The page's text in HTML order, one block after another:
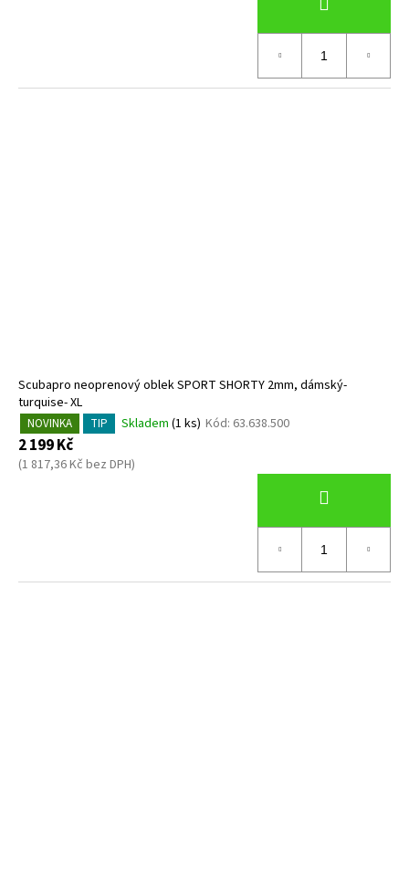
Scubapro neoprenový oblek SPORT SHORTY 2mm, dámský-
turquise- XL
NOVINKA TIP Skladem (1 ks) Kód: 63.638.500
2 199 Kč
(1 817,36 Kč bez DPH)